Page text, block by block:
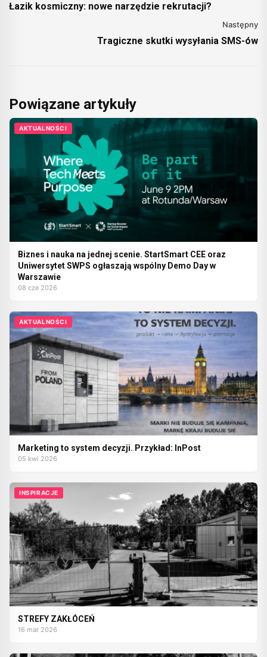
Łazik kosmiczny: nowe narzędzie rekrutacji?
Następny
Tragiczne skutki wysyłania SMS-ów
Powiązane artykuły
AKTUALNOŚCI
Biznes i nauka na jednej scenie. StartSmart CEE oraz
Uniwersytet SWPS ogłaszają wspólny Demo Day w
Warszawie
08 cze 2026
AKTUALNOŚCI
Marketing to system decyzji. Przykład: InPost
05 kwi 2026
INSPIRACJE
STREFY ZAKŁÓCEŃ
16 mar 2026